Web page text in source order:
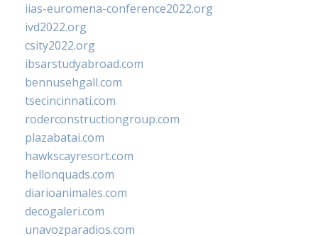
iias-euromena-conference2022.org
ivd2022.org
csity2022.org
ibsarstudyabroad.com
bennusehgall.com
tsecincinnati.com
roderconstructiongroup.com
plazabatai.com
hawkscayresort.com
hellonquads.com
diarioanimales.com
decogaleri.com
unavozparadios.com